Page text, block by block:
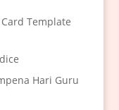
Template
Hari Guru